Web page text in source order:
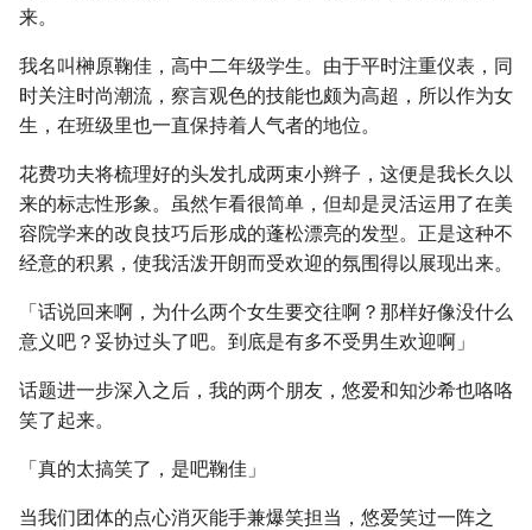
来。
我名叫榊原鞠佳，高中二年级学生。由于平时注重仪表，同
时关注时尚潮流，察言观色的技能也颇为高超，所以作为女
生，在班级里也一直保持着人气者的地位。
花费功夫将梳理好的头发扎成两束小辫子，这便是我长久以
来的标志性形象。虽然乍看很简单，但却是灵活运用了在美
容院学来的改良技巧后形成的蓬松漂亮的发型。正是这种不
经意的积累，使我活泼开朗而受欢迎的氛围得以展现出来。
「话说回来啊，为什么两个女生要交往啊？那样好像没什么
意义吧？妥协过头了吧。到底是有多不受男生欢迎啊」
话题进一步深入之后，我的两个朋友，悠爱和知沙希也咯咯
笑了起来。
「真的太搞笑了，是吧鞠佳」
当我们团体的点心消灭能手兼爆笑担当，悠爱笑过一阵之